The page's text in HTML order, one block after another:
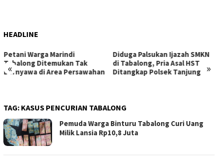
HEADLINE
« »
Petani Warga Marindi
Tabalong Ditemukan Tak
Bernyawa di Area Persawahan
Diduga Palsukan Ijazah SMKN
di Tabalong, Pria Asal HST
Ditangkap Polsek Tanjung
TAG: KASUS PENCURIAN TABALONG
Pemuda Warga Binturu Tabalong Curi Uang
Milik Lansia Rp10,8 Juta